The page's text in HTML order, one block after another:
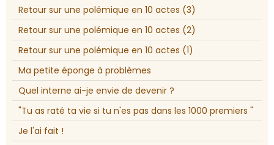
Retour sur une polémique en 10 actes (3)
Retour sur une polémique en 10 actes (2)
Retour sur une polémique en 10 actes (1)
Ma petite éponge à problèmes
Quel interne ai-je envie de devenir ?
"Tu as raté ta vie si tu n'es pas dans les 1000 premiers "
Je l'ai fait !